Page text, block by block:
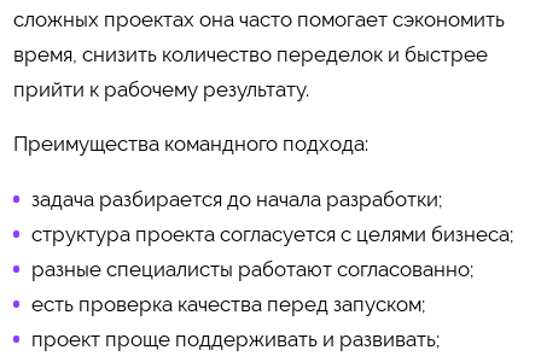
сложных проектах она часто помогает сэкономить
время, снизить количество переделок и быстрее
прийти к рабочему результату.
Преимущества командного подхода:
задача разбирается до начала разработки;
структура проекта согласуется с целями бизнеса;
разные специалисты работают согласованно;
есть проверка качества перед запуском;
проект проще поддерживать и развивать;